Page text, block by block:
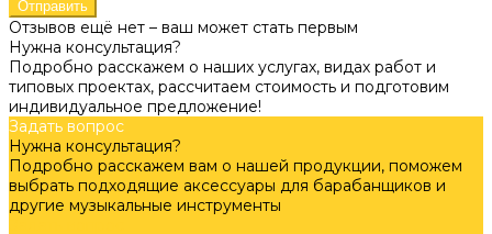
Отправить
Отзывов ещё нет – ваш может стать первым
Нужна консультация?
Подробно расскажем о наших услугах, видах работ и
типовых проектах, рассчитаем стоимость и подготовим
индивидуальное предложение!
Задать вопрос
Нужна консультация?
Подробно расскажем вам о нашей продукции, поможем
выбрать подходящие аксессуары для барабанщиков и
другие музыкальные инструменты